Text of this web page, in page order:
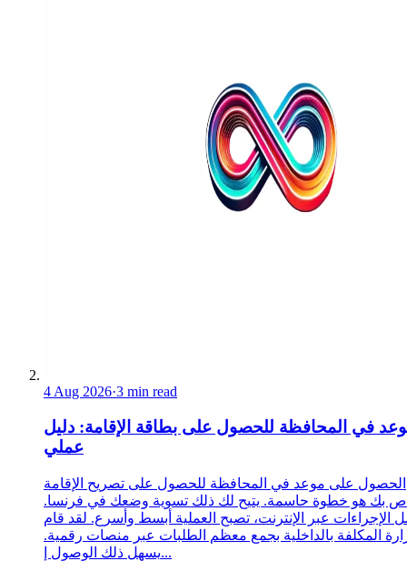
4 Aug 2026·3 min read
في المحافظة للحصول على بطاقة الإقامة: دليل
عملي
الحصول على موعد في المحافظة للحصول على تصريح الإقامة
بك هو خطوة حاسمة. يتيح لك ذلك تسوية وضعك في فرنسا.
الإجراءات عبر الإنترنت، تصبح العملية أبسط وأسرع. لقد قام
المكلفة بالداخلية بجمع معظم الطلبات عبر منصات رقمية.
يسهل ذلك الوصول إ...